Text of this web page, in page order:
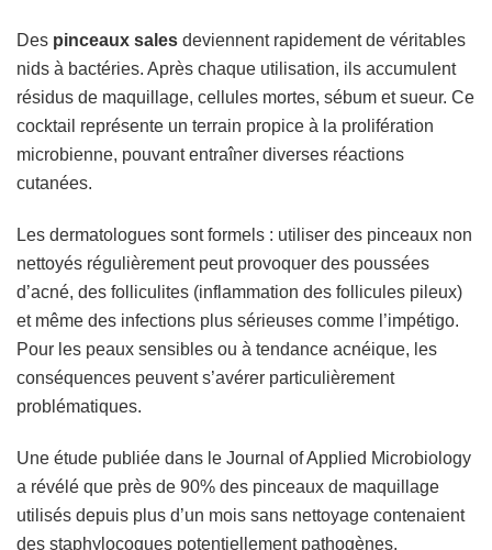
Des pinceaux sales deviennent rapidement de véritables
nids à bactéries. Après chaque utilisation, ils accumulent
résidus de maquillage, cellules mortes, sébum et sueur. Ce
cocktail représente un terrain propice à la prolifération
microbienne, pouvant entraîner diverses réactions
cutanées.
Les dermatologues sont formels : utiliser des pinceaux non
nettoyés régulièrement peut provoquer des poussées
d’acné, des folliculites (inflammation des follicules pileux)
et même des infections plus sérieuses comme l’impétigo.
Pour les peaux sensibles ou à tendance acnéique, les
conséquences peuvent s’avérer particulièrement
problématiques.
Une étude publiée dans le Journal of Applied Microbiology
a révélé que près de 90% des pinceaux de maquillage
utilisés depuis plus d’un mois sans nettoyage contenaient
des staphylocoques potentiellement pathogènes.